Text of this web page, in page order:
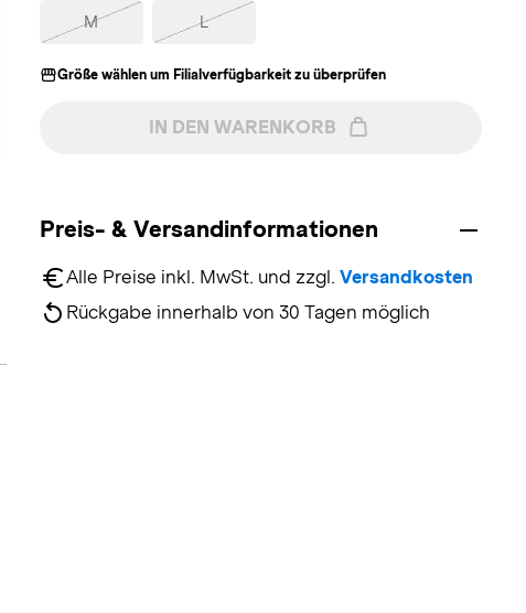
M L
Größe wählen um Filialverfügbarkeit zu überprüfen
IN DEN WARENKORB
Preis- & Versandinformationen
Alle Preise inkl. MwSt. und zzgl. Versandkosten
Rückgabe innerhalb von 30 Tagen möglich